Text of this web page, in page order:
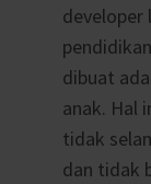
developer
dibuat
anak. Hal
tidak
dan tidak